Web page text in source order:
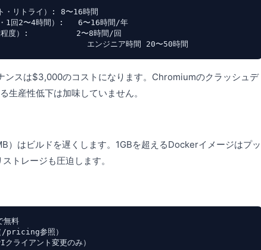
・リトライ）: 8〜16時間
・1回2〜4時間）:   6〜16時間/年
1回程度）:          2〜8時間/回
ンスは$3,000のコストになります。Chromiumのクラッシュデ
生産性低下は加味していません。
）はビルドを遅くします。1GBを超えるDockerイメージはプッ
トレージも圧迫します。
無料
参照）